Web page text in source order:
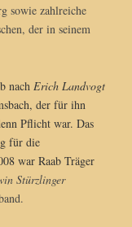
sowie zahlreiche
der in seinem
nach Erich Landvogt
der für ihn
Pflicht war. Das
für die
war Raab Träger
Stürzlinger